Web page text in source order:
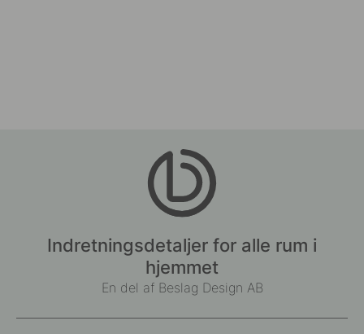
Indretningsdetaljer for alle rum i
hjemmet
En del af Beslag Design AB